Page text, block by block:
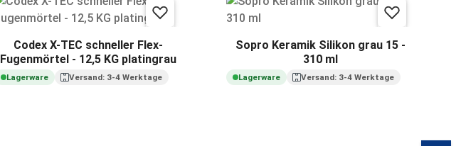
Codex X-TEC schneller Flex-
Fugenmörtel - 12,5 KG platingrau
Lagerware Versand: 3-4 Werktage
Sopro Keramik Silikon grau 15 -
310 ml
Lagerware Versand: 3-4 Werktage